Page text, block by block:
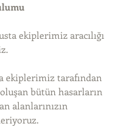
ekiplerimiz aracılığı
ekiplerimiz tarafından
bütün hasarların
alanlarınızın